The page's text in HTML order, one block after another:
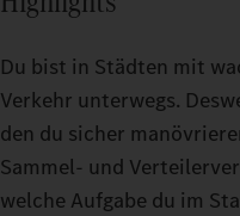
Du bist in Städten mit
Verkehr unterwegs.
den du sicher
Sammel- und
welche Aufgabe du im